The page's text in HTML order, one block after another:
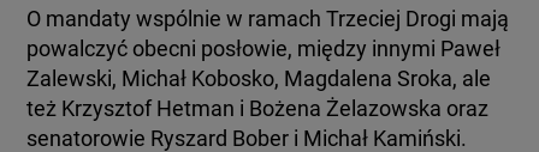
O mandaty wspólnie w ramach Trzeciej Drogi mają
powalczyć obecni posłowie, między innymi Paweł
Zalewski, Michał Kobosko, Magdalena Sroka, ale
też Krzysztof Hetman i Bożena Żelazowska oraz
senatorowie Ryszard Bober i Michał Kamiński.